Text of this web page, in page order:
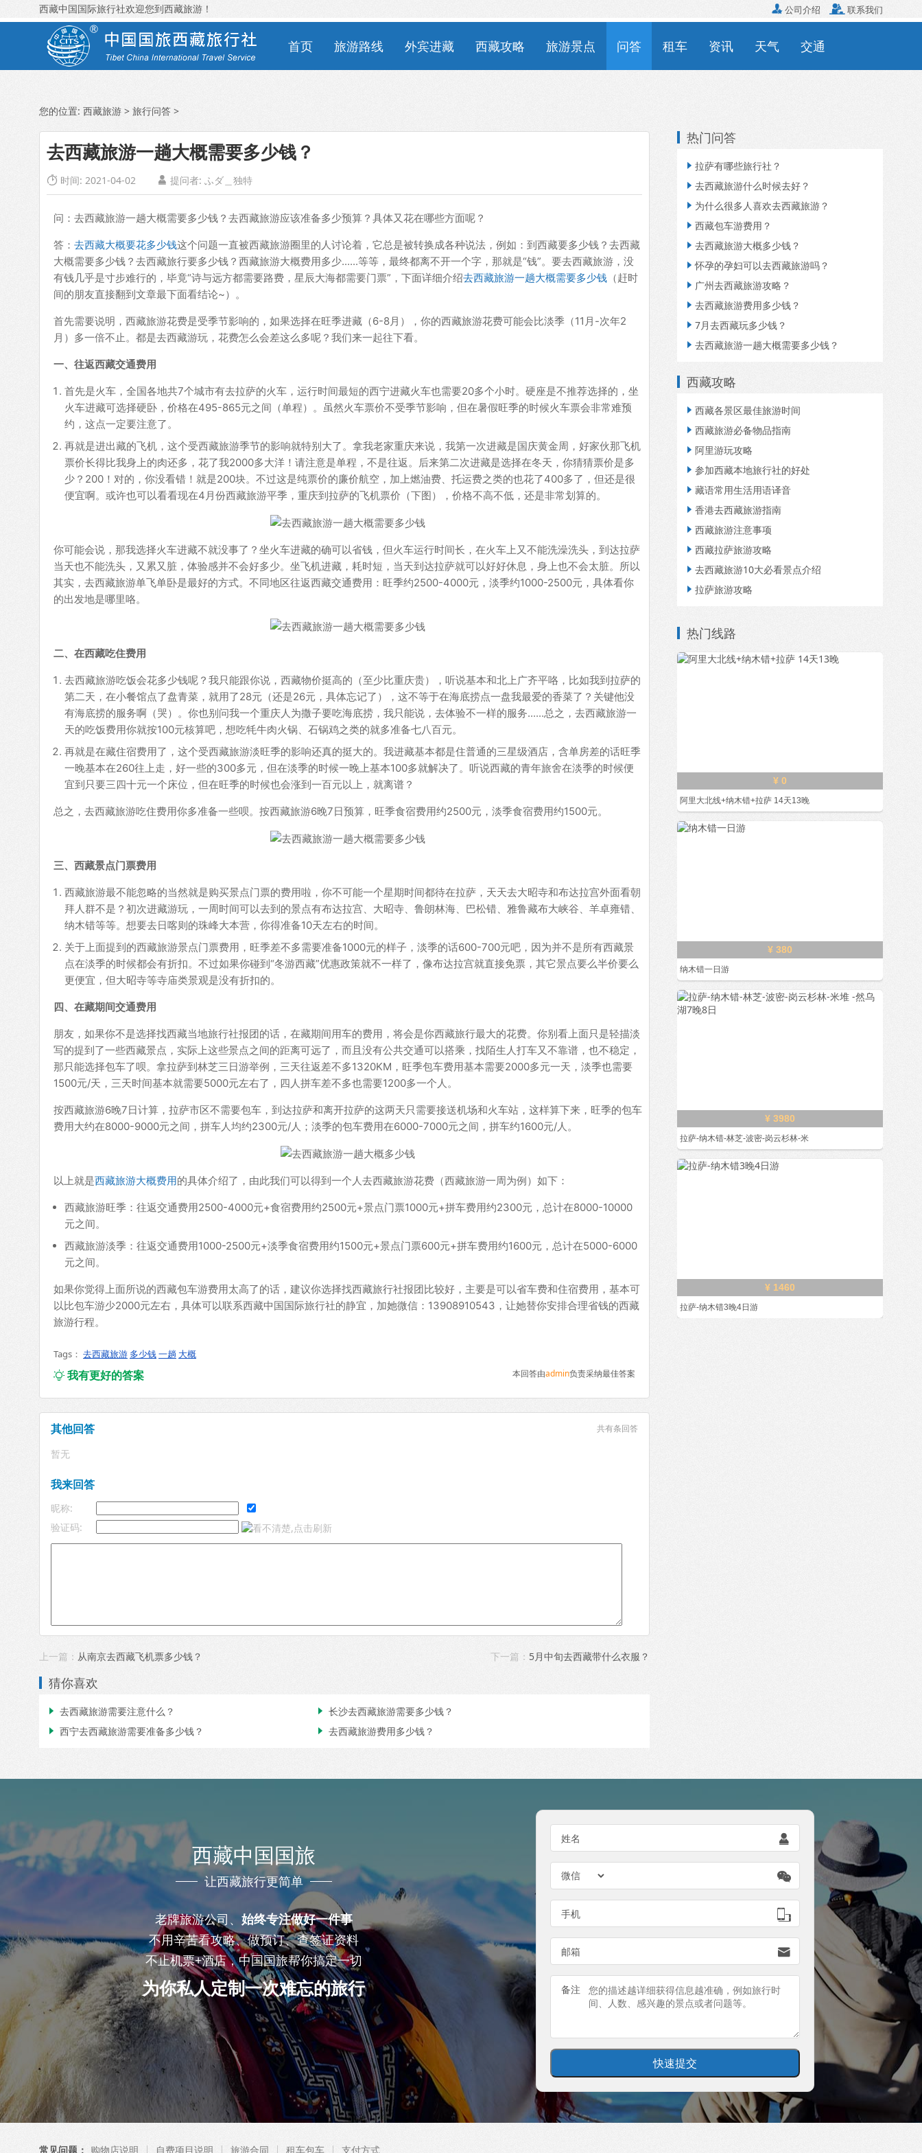
西藏中国国际旅行社欢迎您到西藏旅游！ 公司介绍  联系我们
首页 旅游路线 外宾进藏 西藏攻略 旅游景点 问答 租车 资讯 天气 交通
您的位置: 西藏旅游 > 旅行问答 >
去西藏旅游一趟大概需要多少钱？
 时间: 2021-04-02  提问者: ふダ＿独特
问：去西藏旅游一趟大概需要多少钱？去西藏旅游应该准备多少预算？具体又花在哪些方面呢？
答： 去西藏大概要花多少钱这个问题一直被西藏旅游圈里的人讨论着，它总是被转换成各种说法，例如：到西藏要多少钱？去西藏
大概需要多少钱？去西藏旅行要多少钱？西藏旅游大概费用多少......等等，最终都离不开一个字，那就是“钱”。要去西藏旅游，没
有钱几乎是寸步难行的，毕竟“诗与远方都需要路费，星辰大海都需要门票”，下面详细介绍去西藏旅游一趟大概需要多少钱 （赶时
间的朋友直接翻到文章最下面看结论~）。
首先需要说明，西藏旅游花费是受季节影响的，如果选择在旺季进藏（6-8月），你的西藏旅游花费可能会比淡季（11月-次年2
月）多一倍不止。都是去西藏游玩，花费怎么会差这么多呢？我们来一起往下看。
一、往返西藏交通费用
首先是火车，全国各地共7个城市有去拉萨的火车，运行时间最短的西宁进藏火车也需要20多个小时。硬座是不推荐选择的，坐
火车进藏可选择硬卧，价格在495-865元之间（单程）。虽然火车票价不受季节影响，但在暑假旺季的时候火车票会非常难预
约，这点一定要注意了。
再就是进出藏的飞机，这个受西藏旅游季节的影响就特别大了。拿我老家重庆来说，我第一次进藏是国庆黄金周，好家伙那飞机
票价长得比我身上的肉还多，花了我2000多大洋！请注意是单程，不是往返。后来第二次进藏是选择在冬天，你猜猜票价是多
少？200！对的，你没看错！就是200块。不过这是纯票价的廉价航空，加上燃油费、托运费之类的也花了400多了，但还是很
便宜啊。或许也可以看看现在4月份西藏旅游平季，重庆到拉萨的飞机票价（下图），价格不高不低，还是非常划算的。
你可能会说，那我选择火车进藏不就没事了？坐火车进藏的确可以省钱，但火车运行时间长，在火车上又不能洗澡洗头，到达拉萨
当天也不能洗头，又累又脏，体验感并不会好多少。坐飞机进藏，耗时短，当天到达拉萨就可以好好休息，身上也不会太脏。所以
其实，去西藏旅游单飞单卧是最好的方式。不同地区往返西藏交通费用：旺季约2500-4000元，淡季约1000-2500元，具体看你
的出发地是哪里咯。
二、在西藏吃住费用
去西藏旅游吃饭会花多少钱呢？我只能跟你说，西藏物价挺高的（至少比重庆贵），听说基本和北上广齐平咯，比如我到拉萨的
第二天，在小餐馆点了盘青菜，就用了28元（还是26元，具体忘记了），这不等于在海底捞点一盘我最爱的香菜了？关键他没
有海底捞的服务啊（哭）。你也别问我一个重庆人为撒子要吃海底捞，我只能说，去体验不一样的服务......总之，去西藏旅游一
天的吃饭费用你就按100元核算吧，想吃牦牛肉火锅、石锅鸡之类的就多准备七八百元。
再就是在藏住宿费用了，这个受西藏旅游淡旺季的影响还真的挺大的。我进藏基本都是住普通的三星级酒店，含单房差的话旺季
一晚基本在260往上走，好一些的300多元，但在淡季的时候一晚上基本100多就解决了。听说西藏的青年旅舍在淡季的时候便
宜到只要三四十元一个床位，但在旺季的时候也会涨到一百元以上，就离谱？
总之，去西藏旅游吃住费用你多准备一些呗。按西藏旅游6晚7日预算，旺季食宿费用约2500元，淡季食宿费用约1500元。
三、西藏景点门票费用
西藏旅游最不能忽略的当然就是购买景点门票的费用啦，你不可能一个星期时间都待在拉萨，天天去大昭寺和布达拉宫外面看朝
拜人群不是？初次进藏游玩，一周时间可以去到的景点有布达拉宫、大昭寺、鲁朗林海、巴松错、雅鲁藏布大峡谷、羊卓雍错、
纳木错等等。想要去日喀则的珠峰大本营，你得准备10天左右的时间。
关于上面提到的西藏旅游景点门票费用，旺季差不多需要准备1000元的样子，淡季的话600-700元吧，因为并不是所有西藏景
点在淡季的时候都会有折扣。不过如果你碰到“冬游西藏”优惠政策就不一样了，像布达拉宫就直接免票，其它景点要么半价要么
更便宜，但大昭寺等寺庙类景观是没有折扣的。
四、在藏期间交通费用
朋友，如果你不是选择找西藏当地旅行社报团的话，在藏期间用车的费用，将会是你西藏旅行最大的花费。你别看上面只是轻描淡
写的提到了一些西藏景点，实际上这些景点之间的距离可远了，而且没有公共交通可以搭乘，找陌生人打车又不靠谱，也不稳定，
那只能选择包车了呗。拿拉萨到林芝三日游举例，三天往返差不多1320KM，旺季包车费用基本需要2000多元一天，淡季也需要
1500元/天，三天时间基本就需要5000元左右了，四人拼车差不多也需要1200多一个人。
按西藏旅游6晚7日计算，拉萨市区不需要包车，到达拉萨和离开拉萨的这两天只需要接送机场和火车站，这样算下来，旺季的包车
费用大约在8000-9000元之间，拼车人均约2300元/人；淡季的包车费用在6000-7000元之间，拼车约1600元/人。
以上就是西藏旅游大概费用的具体介绍了，由此我们可以得到一个人去西藏旅游花费（西藏旅游一周为例）如下：
西藏旅游旺季：往返交通费用2500-4000元+食宿费用约2500元+景点门票1000元+拼车费用约2300元，总计在8000-10000
元之间。
西藏旅游淡季：往返交通费用1000-2500元+淡季食宿费用约1500元+景点门票600元+拼车费用约1600元，总计在5000-6000
元之间。
如果你觉得上面所说的西藏包车游费用太高了的话，建议你选择找西藏旅行社报团比较好，主要是可以省车费和住宿费用，基本可
以比包车游少2000元左右，具体可以联系西藏中国国际旅行社的静宜，加她微信：13908910543，让她替你安排合理省钱的西藏
旅游行程。
Tags： 去西藏旅游 多少钱一趟 大概
我有更好的答案 本回答由admin负责采纳最佳答案
其他回答 共有条回答
暂无
我来回答
昵称:
验证码:
上一篇： 从南京去西藏飞机票多少钱？ 下一篇： 5月中旬去西藏带什么衣服？
猜你喜欢
 去西藏旅游需要注意什么？  长沙去西藏旅游需要多少钱？
 西宁去西藏旅游需要准备多少钱？  去西藏旅游费用多少钱？
热门问答
 拉萨有哪些旅行社？
 去西藏旅游什么时候去好？
 为什么很多人喜欢去西藏旅游？
 西藏包车游费用？
 去西藏旅游大概多少钱？
怀孕的孕妇可以去西藏旅游吗？
 广州去西藏旅游攻略？
 去西藏旅游费用多少钱？
 7月去西藏玩多少钱？
 去西藏旅游一趟大概需要多少钱？
西藏攻略
 西藏各景区最佳旅游时间
 西藏旅游必备物品指南
 阿里游玩攻略
 参加西藏本地旅行社的好处
 藏语常用生活用语译音
 香港去西藏旅游指南
 西藏旅游注意事项
 西藏拉萨旅游攻略
 去西藏旅游10大必看景点介绍
 拉萨旅游攻略
热门线路
¥ 0
阿里大北线+纳木错+拉萨 14天13晚
¥ 380
纳木错一日游
¥ 3980
拉萨-纳木错-林芝-波密-岗云杉林-米
¥ 1460
拉萨-纳木错3晚4日游
西藏中国国旅
让西藏旅行更简单
老牌旅游公司、 始终专注做好一件事
不用辛苦看攻略、做预订、查签证资料
不止机票+酒店，中国国旅帮你搞定一切
为你私人定制一次难忘的旅行
姓名 

手机 
邮箱 
备注
常见问题： 购物店说明 自费项目说明 旅游合同 租车包车 支付方式